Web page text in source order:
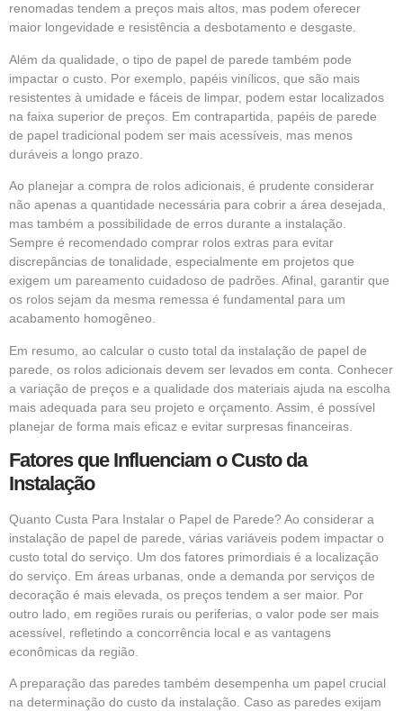
renomadas tendem a preços mais altos, mas podem oferecer
maior longevidade e resistência a desbotamento e desgaste.
Além da qualidade, o tipo de papel de parede também pode
impactar o custo. Por exemplo, papéis vinílicos, que são mais
resistentes à umidade e fáceis de limpar, podem estar localizados
na faixa superior de preços. Em contrapartida, papéis de parede
de papel tradicional podem ser mais acessíveis, mas menos
duráveis a longo prazo.
Ao planejar a compra de rolos adicionais, é prudente considerar
não apenas a quantidade necessária para cobrir a área desejada,
mas também a possibilidade de erros durante a instalação.
Sempre é recomendado comprar rolos extras para evitar
discrepâncias de tonalidade, especialmente em projetos que
exigem um pareamento cuidadoso de padrões. Afinal, garantir que
os rolos sejam da mesma remessa é fundamental para um
acabamento homogêneo.
Em resumo, ao calcular o custo total da instalação de papel de
parede, os rolos adicionais devem ser levados em conta. Conhecer
a variação de preços e a qualidade dos materiais ajuda na escolha
mais adequada para seu projeto e orçamento. Assim, é possível
planejar de forma mais eficaz e evitar surpresas financeiras.
Fatores que Influenciam o Custo da
Instalação
Quanto Custa Para Instalar o Papel de Parede? Ao considerar a
instalação de papel de parede, várias variáveis podem impactar o
custo total do serviço. Um dos fatores primordiais é a localização
do serviço. Em áreas urbanas, onde a demanda por serviços de
decoração é mais elevada, os preços tendem a ser maior. Por
outro lado, em regiões rurais ou periferias, o valor pode ser mais
acessível, refletindo a concorrência local e as vantagens
econômicas da região.
A preparação das paredes também desempenha um papel crucial
na determinação do custo da instalação. Caso as paredes exijam